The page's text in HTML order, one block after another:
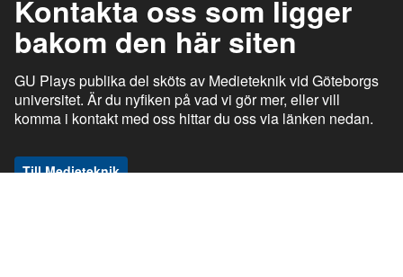
Kontakta oss som ligger
bakom den här siten
GU Plays publika del sköts av Medieteknik vid Göteborgs
universitet. Är du nyfiken på vad vi gör mer, eller vill
komma i kontakt med oss hittar du oss via länken nedan.
Till Medieteknik